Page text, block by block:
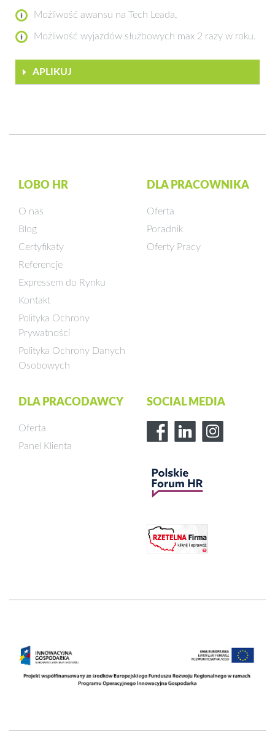
Możliwość awansu na Tech Leada,
Możliwość wyjazdów służbowych max 2 razy w roku.
APLIKUJ
LOBO HR
O nas
Blog
Certyfikaty
Referencje
Expressem do Rynku
Kontakt
Polityka Ochrony
Prywatności
Polityka Ochrony Danych
Osobowych
DLA PRACOWNIKA
Oferta
Poradnik
Oferty Pracy
DLA PRACODAWCY
Oferta
Panel Klienta
SOCIAL MEDIA